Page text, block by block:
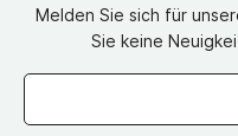
Melden Sie sich für
Sie keine